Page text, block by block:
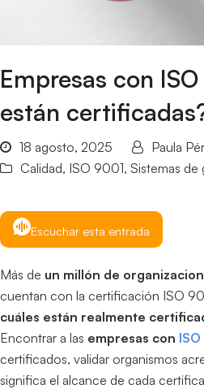
Empresas con
están
18 agosto, 2025
Paula
Calidad, ISO 9001, Sistemas de
Escuchar esta entrada
Más de un millón de
cuentan con la certificación ISO
cuáles están realmente
Encontrar a las empresas con
certificados, validar organismos
significa el alcance de cada